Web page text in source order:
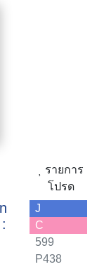
รายการ
โปรด
J
C
599
P438